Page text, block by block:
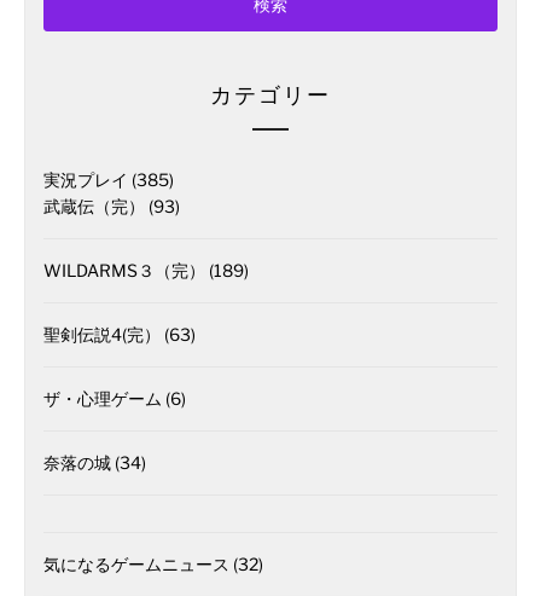
カテゴリー
実況プレイ (385)
武蔵伝（完）
(93)
WILDARMS３（完） (189)
聖剣伝説4(完） (63)
ザ・心理ゲーム (6)
奈落の城 (34)
気になるゲームニュース (32)